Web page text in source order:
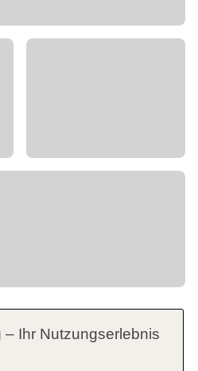
Ihr Nutzungserlebnis